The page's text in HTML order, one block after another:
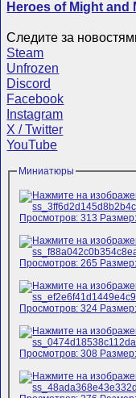
Heroes of Might and
Следите за
Steam
Unfrozen
Discord
Facebook
Instagram
X / Twitter
YouTube
Миниатюры